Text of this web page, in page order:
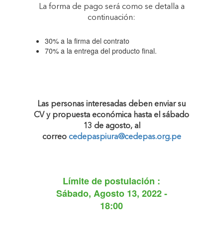
La forma de pago será como se detalla a
continuación:
30% a la firma del contrato
70% a la entrega del producto final.
Las personas interesadas deben enviar su
CV y propuesta económica hasta el sábado
13 de agosto, al
correo cedepaspiura@cedepas.org.pe
Límite de postulación :
Sábado, Agosto 13, 2022 -
18:00